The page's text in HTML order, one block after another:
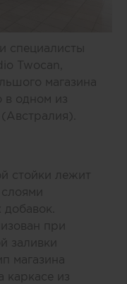
специалисты
Twocan,
магазина
в одном из
стойки лежит
при
заливки
магазина
каркасе из